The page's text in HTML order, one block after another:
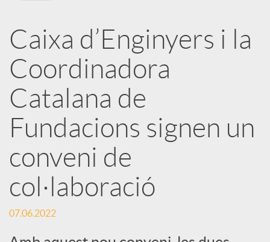
r
x
e
s
S
Caixa d’Enginyers i la
Coordinadora
Catalana de
Fundacions signen un
conveni de
col·laboració
07.06.2022